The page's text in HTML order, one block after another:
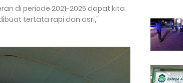
di periode 2021-2025 dapat kita
tertata rapi dan asri,"